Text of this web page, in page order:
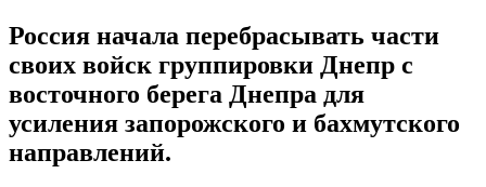
Россия начала перебрасывать части
своих войск группировки Днепр с
восточного берега Днепра для
усиления запорожского и бахмутского
направлений.